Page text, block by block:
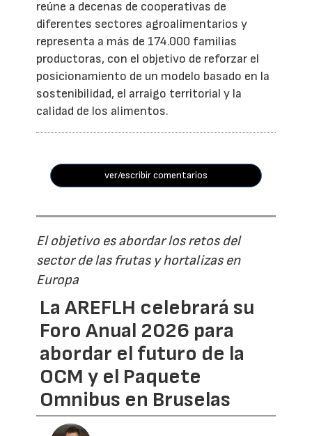
reúne a decenas de cooperativas de
diferentes sectores agroalimentarios y
representa a más de 174.000 familias
productoras, con el objetivo de reforzar el
posicionamiento de un modelo basado en la
sostenibilidad, el arraigo territorial y la
calidad de los alimentos.
ver/escribir comentarios
El objetivo es abordar los retos del
sector de las frutas y hortalizas en
Europa
La AREFLH celebrará su
Foro Anual 2026 para
abordar el futuro de la
OCM y el Paquete
Omnibus en Bruselas